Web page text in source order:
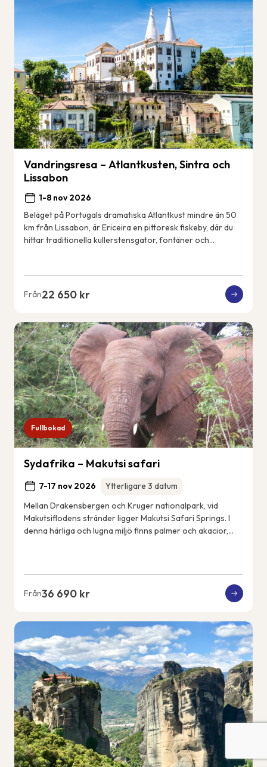
Vandringsresa – Atlantkusten, Sintra och
Lissabon
1-8 nov 2026
Beläget på Portugals dramatiska Atlantkust mindre än 50
km från Lissabon, är Ericeira en pittoresk fiskeby, där du
hittar traditionella kullerstensgator, fontäner och
Från22 650 kr
Fullbokad
Sydafrika – Makutsi safari
7-17 nov 2026
Ytterligare 3 datum
Mellan Drakensbergen och Kruger nationalpark, vid
Makutsiflodens stränder ligger Makutsi Safari Springs. I
denna härliga och lugna miljö finns palmer och akacior,
Från36 690 kr